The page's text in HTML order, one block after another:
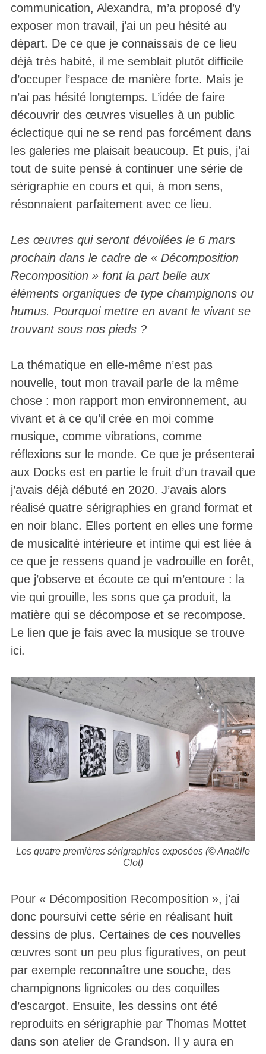
communication, Alexandra, m’a proposé d’y
exposer mon travail, j’ai un peu hésité au
départ. De ce que je connaissais de ce lieu
déjà très habité, il me semblait plutôt difficile
d’occuper l’espace de manière forte. Mais je
n’ai pas hésité longtemps. L’idée de faire
découvrir des œuvres visuelles à un public
éclectique qui ne se rend pas forcément dans
les galeries me plaisait beaucoup. Et puis, j’ai
tout de suite pensé à continuer une série de
sérigraphie en cours et qui, à mon sens,
résonnaient parfaitement avec ce lieu.
Les œuvres qui seront dévoilées le 6 mars
prochain dans le cadre de « Décomposition
Recomposition » font la part belle aux
éléments organiques de type champignons ou
humus. Pourquoi mettre en avant le vivant se
trouvant sous nos pieds ?
La thématique en elle-même n’est pas
nouvelle, tout mon travail parle de la même
chose : mon rapport mon environnement, au
vivant et à ce qu’il crée en moi comme
musique, comme vibrations, comme
réflexions sur le monde. Ce que je présenterai
aux Docks est en partie le fruit d’un travail que
j’avais déjà débuté en 2020. J’avais alors
réalisé quatre sérigraphies en grand format et
en noir blanc. Elles portent en elles une forme
de musicalité intérieure et intime qui est liée à
ce que je ressens quand je vadrouille en forêt,
que j’observe et écoute ce qui m’entoure : la
vie qui grouille, les sons que ça produit, la
matière qui se décompose et se recompose.
Le lien que je fais avec la musique se trouve
ici.
Les quatre premières sérigraphies exposées (© Anaëlle
Clot)
Pour « Décomposition Recomposition », j’ai
donc poursuivi cette série en réalisant huit
dessins de plus. Certaines de ces nouvelles
œuvres sont un peu plus figuratives, on peut
par exemple reconnaître une souche, des
champignons lignicoles ou des coquilles
d’escargot. Ensuite, les dessins ont été
reproduits en sérigraphie par Thomas Mottet
dans son atelier de Grandson. Il y aura en